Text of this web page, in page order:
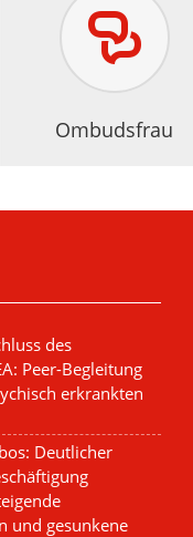
Ombudsfrau
des
Peer-Begleitung
erkrankten
Deutlicher
und gesunkene